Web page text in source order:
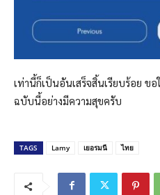
เท่านี้ก็เป็นอันเสร็จสิ้นเรียบร้อย ข
ฉบับนี้อย่างมีความสุขครับ
TAGS Lamy เยอรมนี ไทย